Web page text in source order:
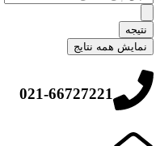
نتیجه
نمایش همه نتایج
021-66727221